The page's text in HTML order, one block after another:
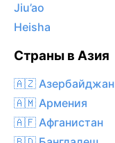
Jiu’ao
Heisha
Страны в Азия
🇦🇿 Азербайджан
🇦🇲 Армения
🇦🇫 Афганистан